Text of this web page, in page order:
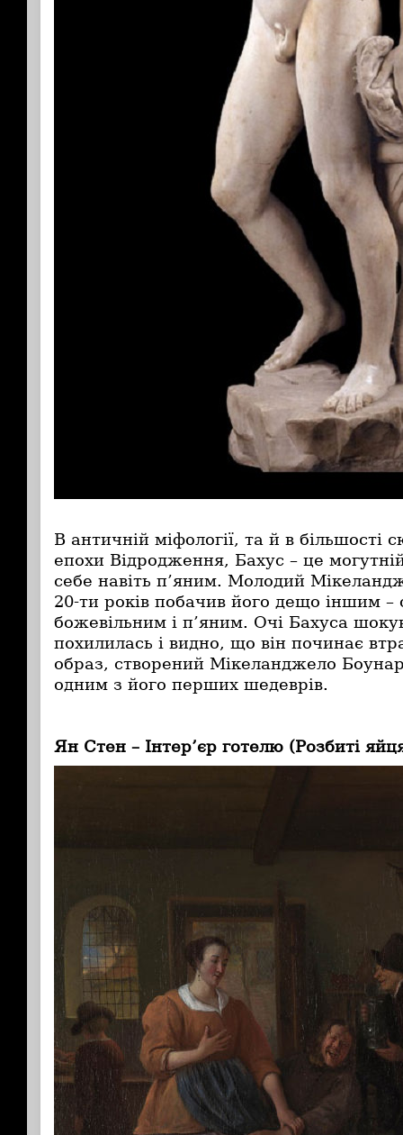
В античній міфології, та й в більшості
епохи Відродження, Бахус – це
себе навіть п’яним. Молодий
20-ти років побачив його дещо іншим –
божевільним і п’яним. Очі Бахуса
похилилась і видно, що він починає
образ, створений Мікеланджело
одним з його перших шедеврів.
Ян Стен – Інтер’єр готелю (Розбиті